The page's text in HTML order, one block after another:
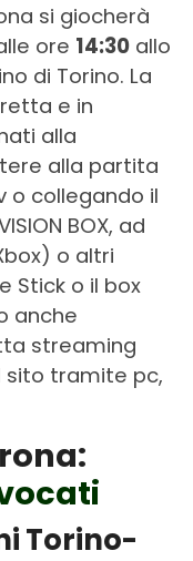
si giocherà
ore 14:30allo
di Torino. La
e in
alla
alla partita
o collegando il
BOX, ad
o altri
Stick o il box
anche
streaming
tramite pc,
Torino-